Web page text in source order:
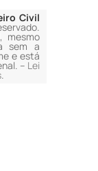
Civil
mesmo
sem a
e está
– Lei
.